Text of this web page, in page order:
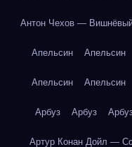
Антон Чехов —
Апельсин Апельсин
Апельсин Апельсин
Арбуз Арбуз
Артур Конан Дойл —